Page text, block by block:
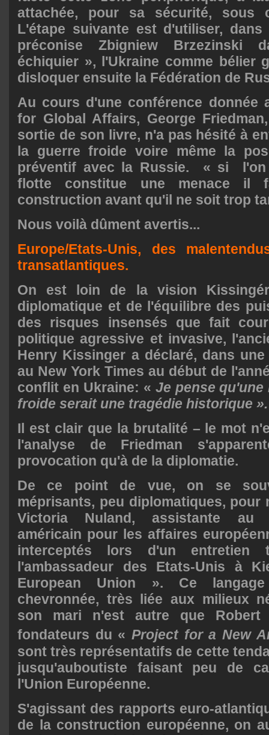
attachée, pour sa sécurité, sous
L'étape suivante est d'utiliser,
préconise Zbigniew Brzezinski
échiquier », l'Ukraine comme bélier
disloquer ensuite la Fédération de
Au cours d'une conférence donnée
for Global Affairs, George
sortie de son livre, n'a pas hésité à
la guerre froide voire même la
préventif avec la Russie. « si l'on
flotte constitue une menace il
construction avant qu'il ne soit trop
Nous voilà dûment avertis...
Europe/Etats-Unis, des
transatlantiques.
On est loin de la vision
diplomatique et de l'équilibre des
des risques insensés que fait
politique agressive et invasive,
Henry Kissinger a déclaré, dans
au New York Times au début de
conflit en Ukraine: « Je pense
froide serait une tragédie historique ».
Il est clair que la brutalité – le mot
l'analyse de Friedman
provocation qu'à de la diplomatie.
De ce point de vue, on se
méprisants, peu diplomatiques, pour
Victoria Nuland, assistante au
américain pour les affaires
interceptés lors d'un entretien
l'ambassadeur des Etats-Unis à
European Union ». Ce
chevronnée, très liée aux milieux
son mari n'est autre que
fondateurs du « Project for a New
sont très représentatifs de cette
jusqu'auboutiste faisant peu de
l'Union Européenne.
S'agissant des rapports euro-
de la construction européenne, on